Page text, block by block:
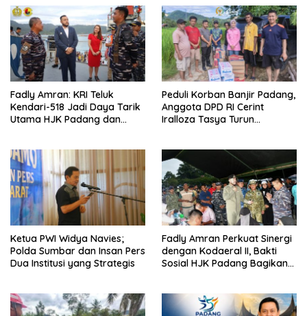
Fadly Amran: KRI Teluk
Kendari-518 Jadi Daya Tarik
Utama HJK Padang dan
Peduli Korban Banjir Padang,
Anggota DPD RI Cerint
Iralloza Tasya Turun
Ketua PWI Widya Navies;
Polda Sumbar dan Insan Pers
Dua Institusi yang Strategis
Fadly Amran Perkuat Sinergi
dengan Kodaeral II, Bakti
Sosial HJK Padang Bagikan